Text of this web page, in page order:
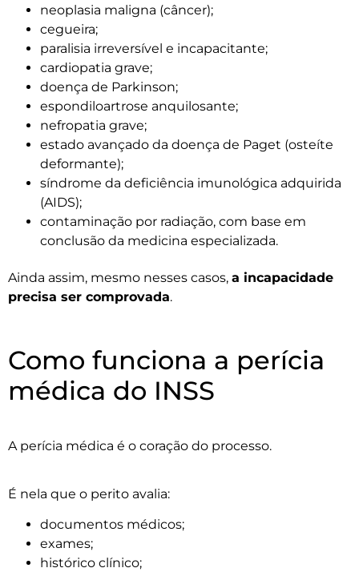
neoplasia maligna (câncer);
cegueira;
paralisia irreversível e incapacitante;
cardiopatia grave;
doença de Parkinson;
espondiloartrose anquilosante;
nefropatia grave;
estado avançado da doença de Paget (osteíte
deformante);
síndrome da deficiência imunológica adquirida
(AIDS);
contaminação por radiação, com base em
conclusão da medicina especializada.
Ainda assim, mesmo nesses casos, a incapacidade
precisa ser comprovada.
Como funciona a perícia
médica do INSS
A perícia médica é o coração do processo.
É nela que o perito avalia:
documentos médicos;
exames;
histórico clínico;